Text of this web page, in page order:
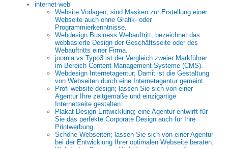
internet-web
Website Vorlagen; sind Masken zur Erstellung einer
Webseite auch ohne Grafik- oder
Programmierkenntnisse.
Webdesign Business Webauftritt; bezeichnet das
webbasierte Design der Geschäftsseite oder des
Webauftritts einer Firma.
joomla vs Typo3 ist der Vergleich zweier Markführer
im Bereich Content Management Systeme (CMS).
Webdesign Internetagentur; Damit ist die Gestaltung
von Webseiten durch eine Internetagentur gemeint.
Profi website design; lassen Sie sich von einer
Agentur Ihre zeitgemäße und einzigartige
Internetseite gestalten.
Plakat Design Entwicklung; eine Agentur entwirft für
Sie das perfekte Corporate Design auch für Ihre
Printwerbung.
Schöne Webseiten; lassen Sie sich von einer Agentur
bei der Entwicklung Ihrer optimalen Webseite beraten.